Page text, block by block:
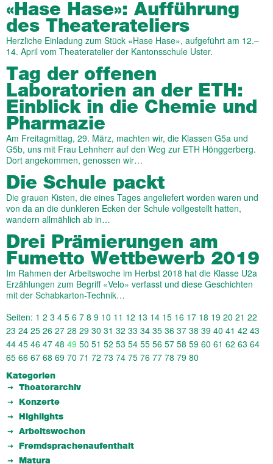
«Hase Hase»: Aufführung
des Theaterateliers
Herzliche Einladung zum Stück «Hase Hase», aufgeführt am 12.–
14. April vom Theateratelier der Kantonsschule Uster.
Tag der offenen
Laboratorien an der ETH:
Einblick in die Chemie und
Pharmazie
Am Freitagmittag, 29. März, machten wir, die Klassen G5a und
G5b, uns mit Frau Lehnherr auf den Weg zur ETH Hönggerberg.
Dort angekommen, genossen wir…
Die Schule packt
Die grauen Kisten, die eines Tages angeliefert worden waren und
von da an die dunkleren Ecken der Schule vollgestellt hatten,
wandern allmählich ab in…
Drei Prämierungen am
Fumetto Wettbewerb 2019
Im Rahmen der Arbeitswoche im Herbst 2018 hat die Klasse U2a
Erzählungen zum Begriff «Velo» verfasst und diese Geschichten
mit der Schabkarton-Technik…
Seiten: 1 2 3 4 5 6 7 8 9 10 11 12 13 14 15 16 17 18 19 20 21 22
23 24 25 26 27 28 29 30 31 32 33 34 35 36 37 38 39 40 41 42 43
44 45 46 47 48 49 50 51 52 53 54 55 56 57 58 59 60 61 62 63 64
65 66 67 68 69 70 71 72 73 74 75 76 77 78 79 80
Kategorien
Theaterarchiv
Konzerte
Highlights
Arbeitswochen
Fremdsprachenaufenthalt
Matura